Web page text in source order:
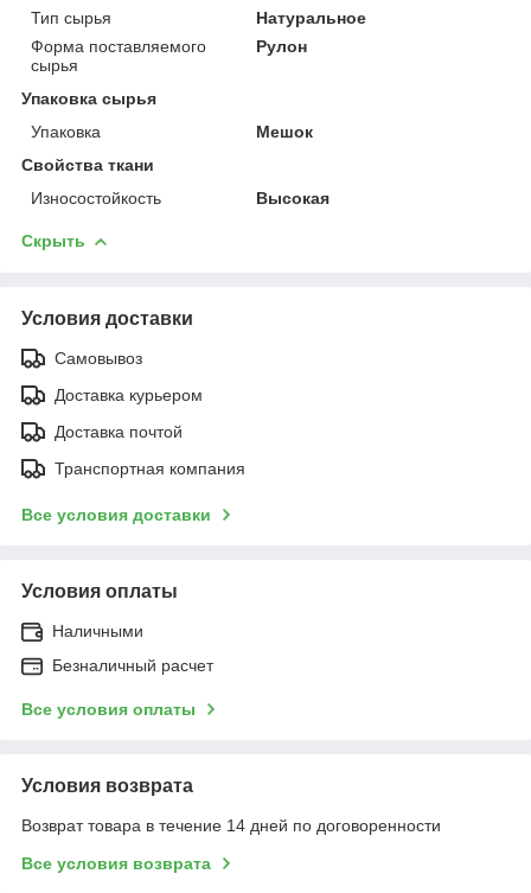
Тип сырья
Натуральное
Форма поставляемого
сырья
Рулон
Упаковка сырья
Упаковка
Мешок
Свойства ткани
Износостойкость
Высокая
Скрыть
Условия доставки
Самовывоз
Доставка курьером
Доставка почтой
Транспортная компания
Все условия доставки
Условия оплаты
Наличными
Безналичный расчет
Все условия оплаты
Условия возврата
Возврат товара в течение 14 дней по договоренности
Все условия возврата